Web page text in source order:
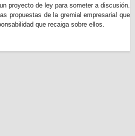
proyecto de ley para someter a discusión.
propuestas de la gremial empresarial que
que recaiga sobre ellos.